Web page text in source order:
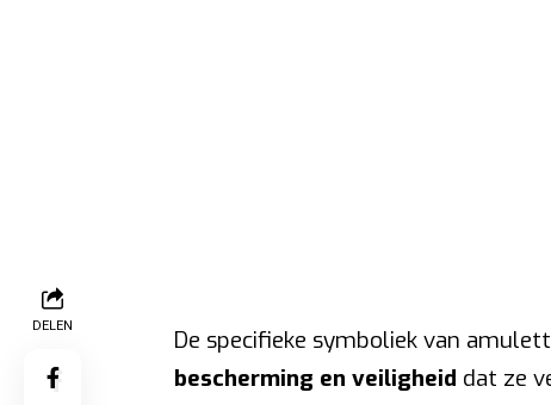
DELEN De specifieke symboliek van
bescherming en veiligheid dat ze